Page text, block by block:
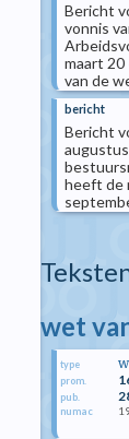
Bericht
vonnis
maart 20
van de
bericht
Bericht
heeft de
wet
type
prom.
pub.
numac